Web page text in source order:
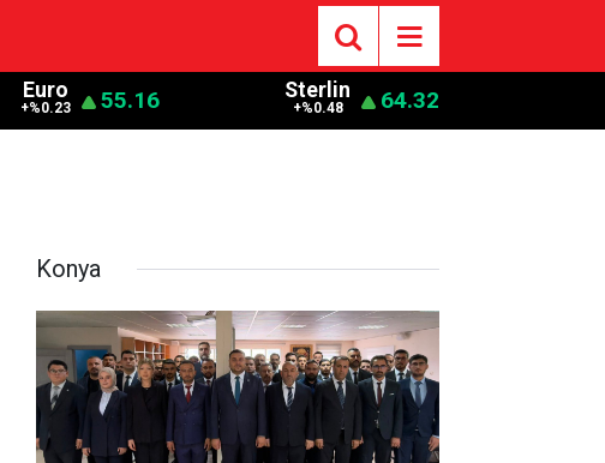
Euro
+%0.23 55.16 Sterlin
+%0.48 64.32
Konya